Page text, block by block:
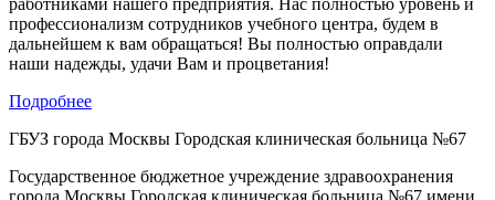
работниками нашего предприятия. Нас полностью уровень и
профессионализм сотрудников учебного центра, будем в
дальнейшем к вам обращаться! Вы полностью оправдали
наши надежды, удачи Вам и процветания!
Подробнее
ГБУЗ города Москвы Городская клиническая больница №67
Государственное бюджетное учреждение здравоохранения